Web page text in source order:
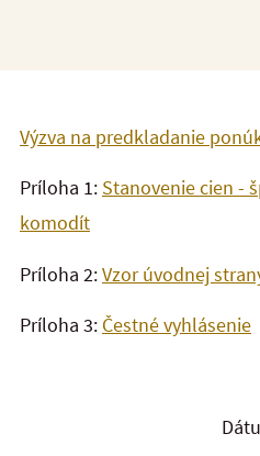
Výzva na predkladanie
Príloha 1: Stanovenie cien -
komodít
Príloha 2:Vzor úvodnej
Príloha 3: Čestné vyhlásenie